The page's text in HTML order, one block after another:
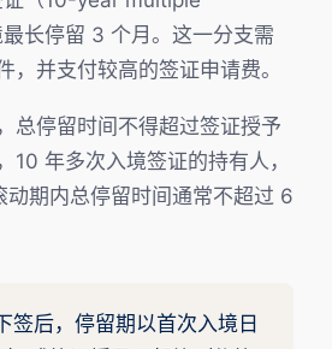
长停留 3 个月。这一分支需
，并支付较高的签证申请费。
总停留时间不得超过签证授予
10 年多次入境签证的持有人，
动期内总停留时间通常不超过 6
签后，停留期以首次入境日